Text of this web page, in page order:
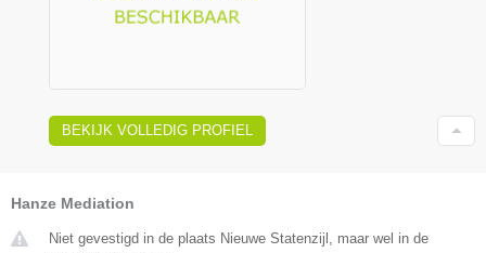
BEKIJK VOLLEDIG PROFIEL
Hanze Mediation
Niet gevestigd in de plaats Nieuwe Statenzijl, maar wel in de